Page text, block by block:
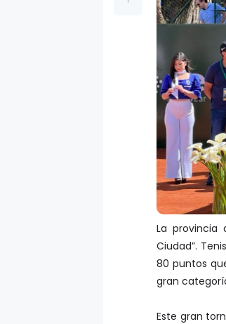
La provincia
Ciudad”.
80 puntos
gran
Este gran